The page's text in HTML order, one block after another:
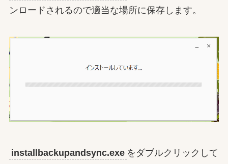
ンロードされるので適当な場所に保存します。
installbackupandsync.exe をダブルクリックして